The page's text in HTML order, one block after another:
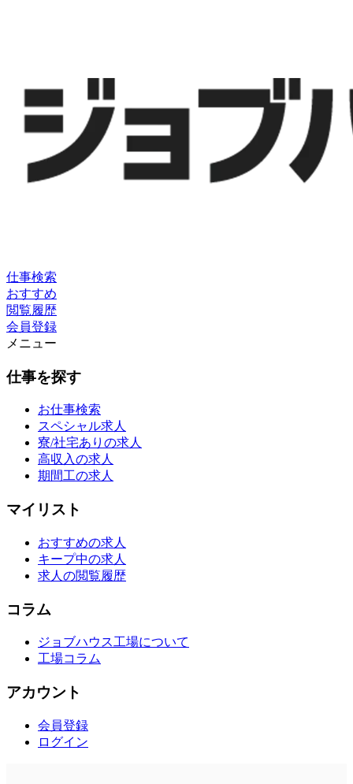
仕事検索
おすすめ
閲覧履歴
会員登録
メニュー
仕事を探す
お仕事検索
スペシャル求人
寮/社宅ありの求人
高収入の求人
期間工の求人
マイリスト
おすすめの求人
キープ中の求人
求人の閲覧履歴
コラム
ジョブハウス工場について
工場コラム
アカウント
会員登録
ログイン